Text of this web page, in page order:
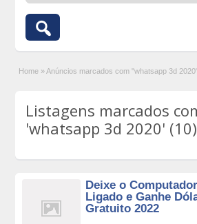
Home » Anúncios marcados com "whatsapp 3d
Listagens marcados
'whatsapp 3d 2020' (10)
Deixe o Computador
Ligado e Ganhe
Gratuito 2022